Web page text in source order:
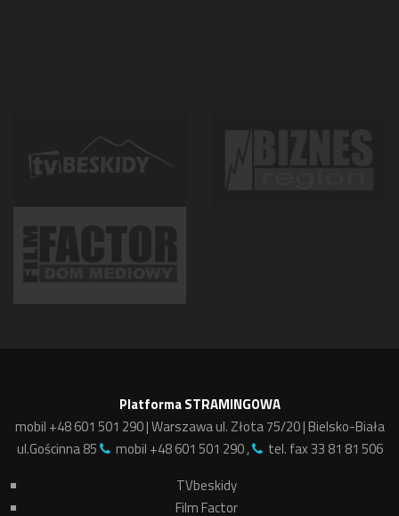
Platforma STRAMINGOWA
mobil +48 601 501 290 | Warszawa ul. Złota 75/20 | Bielsko-Biała
ul.Gościnna 85
mobil +48 601 501 290 ,
tel. fax 33 81 81 506
TVbeskidy
Film Factor